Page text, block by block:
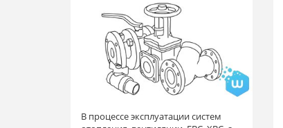
В процессе эксплуатации систем